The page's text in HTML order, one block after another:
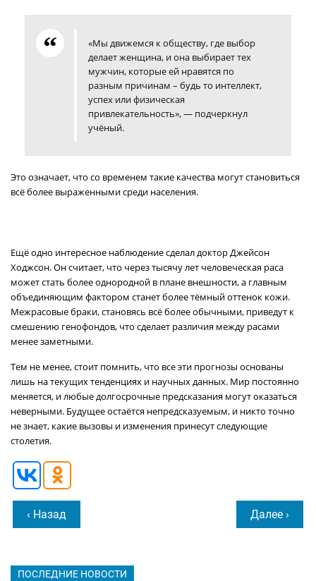
«Мы движемся к обществу, где выбор
делает женщина, и она выбирает тех
мужчин, которые ей нравятся по
разным причинам – будь то интеллект,
успех или физическая
привлекательность», — подчеркнул
учёный.
Это означает, что со временем такие качества могут становиться
всё более выраженными среди населения.
Ещё одно интересное наблюдение сделал доктор Джейсон
Ходжсон. Он считает, что через тысячу лет человеческая раса
может стать более однородной в плане внешности, а главным
объединяющим фактором станет более тёмный оттенок кожи.
Межрасовые браки, становясь всё более обычными, приведут к
смешению генофондов, что сделает различия между расами
менее заметными.
Тем не менее, стоит помнить, что все эти прогнозы основаны
лишь на текущих тенденциях и научных данных. Мир постоянно
меняется, и любые долгосрочные предсказания могут оказаться
неверными. Будущее остаётся непредсказуемым, и никто точно
не знает, какие вызовы и изменения принесут следующие
столетия.
‹ Назад Далее ›
ПОСЛЕДНИЕ НОВОСТИ